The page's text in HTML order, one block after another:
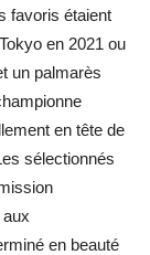
favoris étaient
en 2021 ou
un palmarès
en tête de
sélectionnés
en beauté